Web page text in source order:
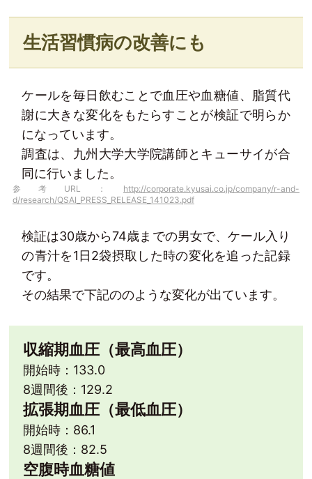
生活習慣病の改善にも
ケールを毎日飲むことで血圧や血糖値、脂質代
謝に大きな変化をもたらすことが検証で明らか
になっています。
調査は、九州大学大学院講師とキューサイが合
同に行いました。
参考URL： http://corporate.kyusai.co.jp/company/r-and-
d/research/QSAI_PRESS_RELEASE_141023.pdf
検証は30歳から74歳までの男女で、ケール入り
の青汁を1日2袋摂取した時の変化を追った記録
です。
その結果で下記ののような変化が出ています。
収縮期血圧（最高血圧）
開始時：133.0
8週間後：129.2
拡張期血圧（最低血圧）
開始時：86.1
8週間後：82.5
空腹時血糖値